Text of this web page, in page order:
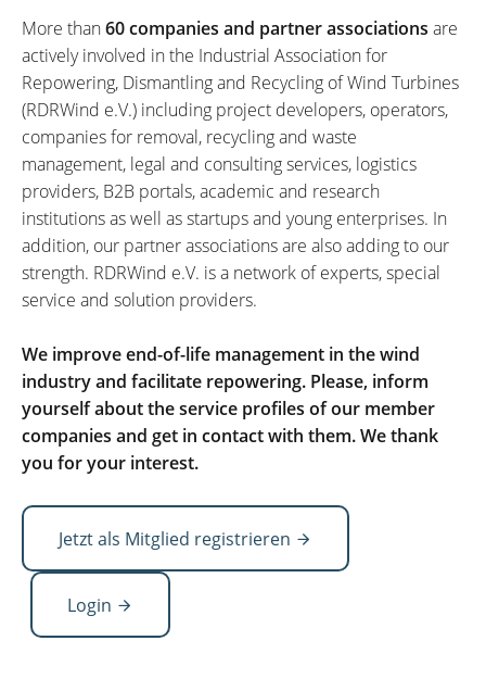
More than60 companies and partner associations are
actively involved in the Industrial Association for
Repowering, Dismantling and Recycling of Wind Turbines
(RDRWind e.V.) including project developers, operators,
companies for removal, recycling and waste
management, legal and consulting services, logistics
providers, B2B portals, academic and research
institutions as well as startups and young enterprises. In
addition, our partner associations are also adding to our
strength. RDRWind e.V. is a network of experts, special
service and solution providers.
We improve end-of-life management in the wind
industry and facilitate repowering. Please, inform
yourself about the service profiles of our member
companies and get in contact with them. We thank
you for your interest.
Jetzt als Mitglied registrieren
Login